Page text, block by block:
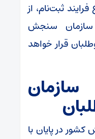
ثبت‌نام، از
سازمان سنجش
قرار خواهد
در پایان با